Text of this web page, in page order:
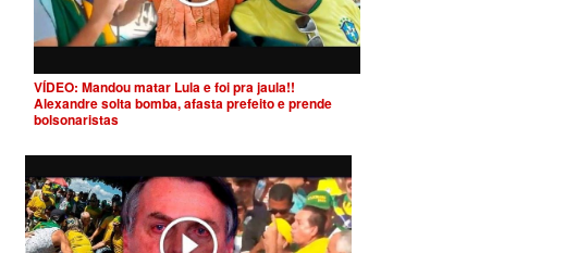
VÍDEO: Mandou matar Lula e foi pra jaula!!
Alexandre solta bomba, afasta prefeito e prende
bolsonaristas